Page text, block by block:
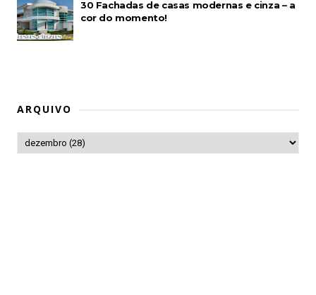
30 Fachadas de casas modernas e cinza – a
cor do momento!
ARQUIVO